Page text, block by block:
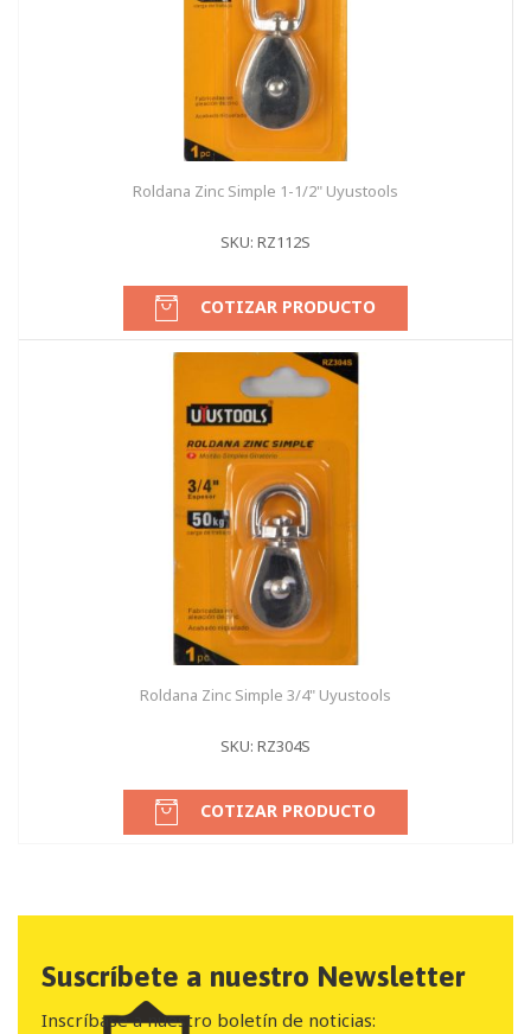
Roldana Zinc Simple 1-1/2" Uyustools
SKU: RZ112S
COTIZAR PRODUCTO
Roldana Zinc Simple 3/4" Uyustools
SKU: RZ304S
COTIZAR PRODUCTO
Suscríbete a nuestro Newsletter
Inscríbase a nuestro boletín de noticias: